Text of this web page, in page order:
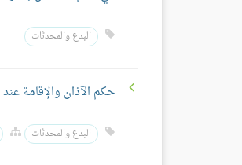
البدع والمحدثات
حكم الآذان والإقامة
البدع والمحدثات